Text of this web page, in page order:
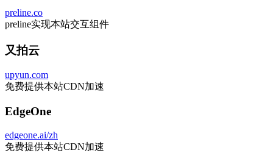
preline.co
preline实现本站交互组件
又拍云
upyun.com
免费提供本站CDN加速
EdgeOne
edgeone.ai/zh
免费提供本站CDN加速